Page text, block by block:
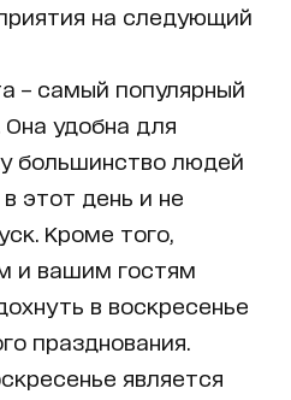
на следующий
– самый популярный
Она удобна для
большинство людей
этот день и не
Кроме того,
и вашим гостям
в воскресенье
празднования.
является